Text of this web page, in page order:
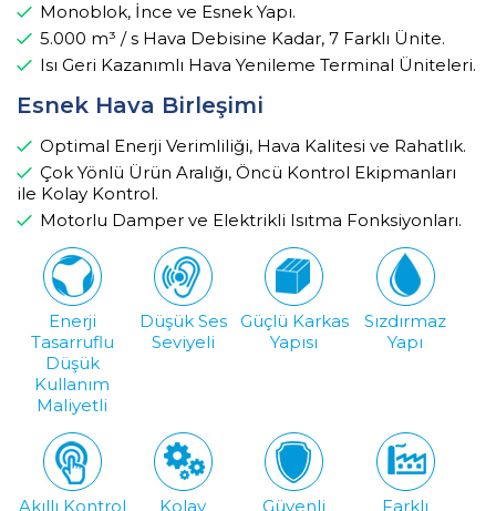
Monoblok, İnce ve Esnek Yapı.
5.000 m³ / s Hava Debisine Kadar, 7 Farklı Ünite.
Isı Geri Kazanımlı Hava Yenileme Terminal Üniteleri.
Esnek Hava Birleşimi
Optimal Enerji Verimliliği, Hava Kalitesi ve Rahatlık.
Çok Yönlü Ürün Aralığı, Öncü Kontrol Ekipmanları
ile Kolay Kontrol.
Motorlu Damper ve Elektrikli Isıtma Fonksiyonları.
Enerji
Tasarruflu
Düşük
Kullanım
Maliyetli
Düşük Ses
Seviyeli
Güçlü Karkas
Yapısı
Sızdırmaz
Yapı
Akıllı Kontrol Kolay Güvenli Farklı